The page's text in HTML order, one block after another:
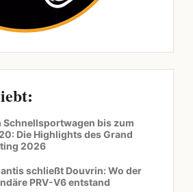
Schnellsportwagen bis zum
Die Highlights des Grand
2026
schließt Douvrin: Wo der
PRV-V6 entstand